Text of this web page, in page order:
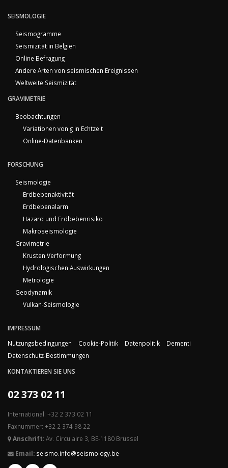
SEISMOLOGIE
Seismogramme
Seismizität in Belgien
Online Befragung
Andere Arten von seismischen Ereignissen
Weltweite Seismizität
GRAVIMETRIE
Beobachtungen
Variationen von g in Echtzeit
Online-Datenbanken
FORSCHUNG
Seismologie
Erdbebenaktivität
Erdbebenalarm
Hazard und Erdbebenrisiko
Makroseismologie
Gravimetrie
Krusten Verformung
Hydrologischen Auswirkungen
Metrologie
Geodynamik
Vulkan-Seismologie
IMPRESSUM
Nutzungsbedingungen
Cookie-Politik Datenpolitik
Dementi
Datenschutz-Bestimmungen
KONTAKTIEREN SIE UNS
02 373 02 11
International: +32 2 373 02 11
Faxnummer: +32 2 374 98 22
Anschrift:Av. Circulaire 3, BE-1180 Brüssel
Email: seismo.info@seismology.be